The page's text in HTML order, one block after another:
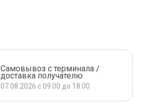
Самовывоз с терминала /
доставка получателю
07.08.2026 с 09:00 до 18:00